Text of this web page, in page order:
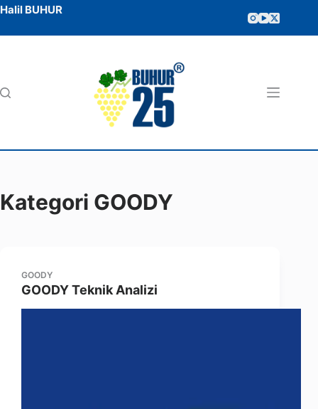
Halil BUHUR
Kategori GOODY
GOODY
GOODY Teknik Analizi